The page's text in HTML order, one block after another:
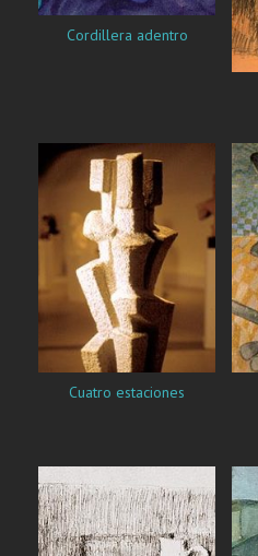
Cordillera adentro
Cuatro estaciones